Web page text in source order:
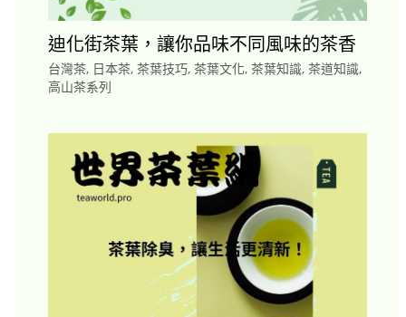
迪化街茶葉，讓你品味不同風味的茶香
台灣茶, 日本茶, 茶葉技巧, 茶葉文化, 茶葉知識, 茶道知識,
高山茶系列